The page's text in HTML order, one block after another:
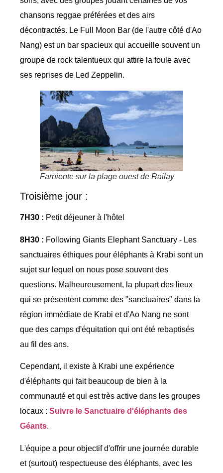
chansons reggae préférées et des airs
décontractés. Le Full Moon Bar (de l'autre côté d'Ao
Nang) est un bar spacieux qui accueille souvent un
groupe de rock talentueux qui attire la foule avec
ses reprises de Led Zeppelin.
Farniente sur la plage ouest de Railay
Troisième jour :
7H30 : Petit déjeuner à l'hôtel
8H30 : Following Giants Elephant Sanctuary - Les
sanctuaires éthiques pour éléphants à Krabi sont un
sujet sur lequel on nous pose souvent des
questions. Malheureusement, la plupart des lieux
qui se présentent comme des "sanctuaires" dans la
région immédiate de Krabi et d'Ao Nang ne sont
que des camps d'équitation qui ont été rebaptisés
au fil des ans.
Cependant, il existe à Krabi une expérience
d'éléphants qui fait beaucoup de bien à la
communauté et qui est très active dans les groupes
locaux : Suivre le Sanctuaire d'éléphants des
Géants.
L'équipe a pour objectif d'offrir une journée durable
et (surtout) respectueuse des éléphants, avec les